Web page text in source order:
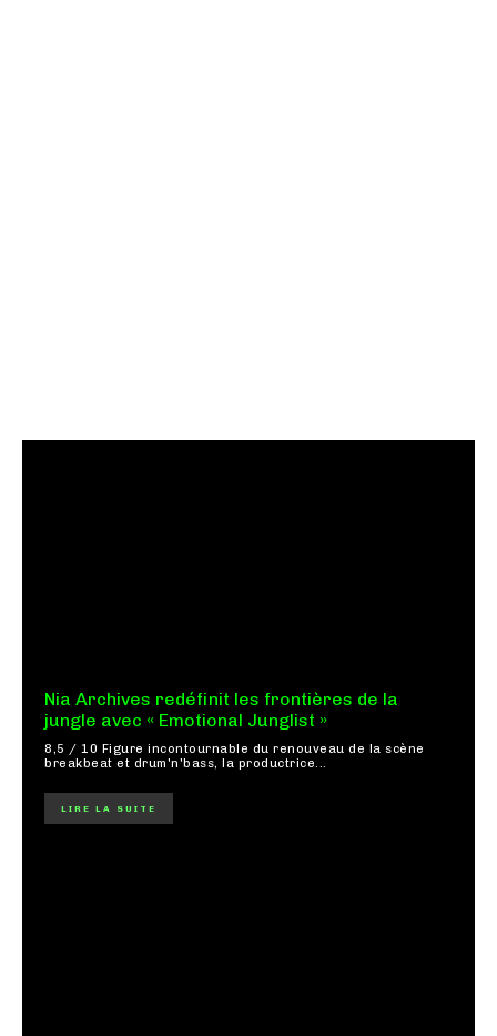
Nia Archives redéfinit les frontières de la
jungle avec « Emotional Junglist »
8,5 / 10 Figure incontournable du renouveau de la scène
breakbeat et drum'n'bass, la productrice...
LIRE LA SUITE